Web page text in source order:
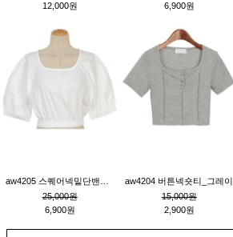
12,000원
6,900원
25,000원
6,900원
aw4204 버튼넥숏티_그레이
15,000원
2,900원